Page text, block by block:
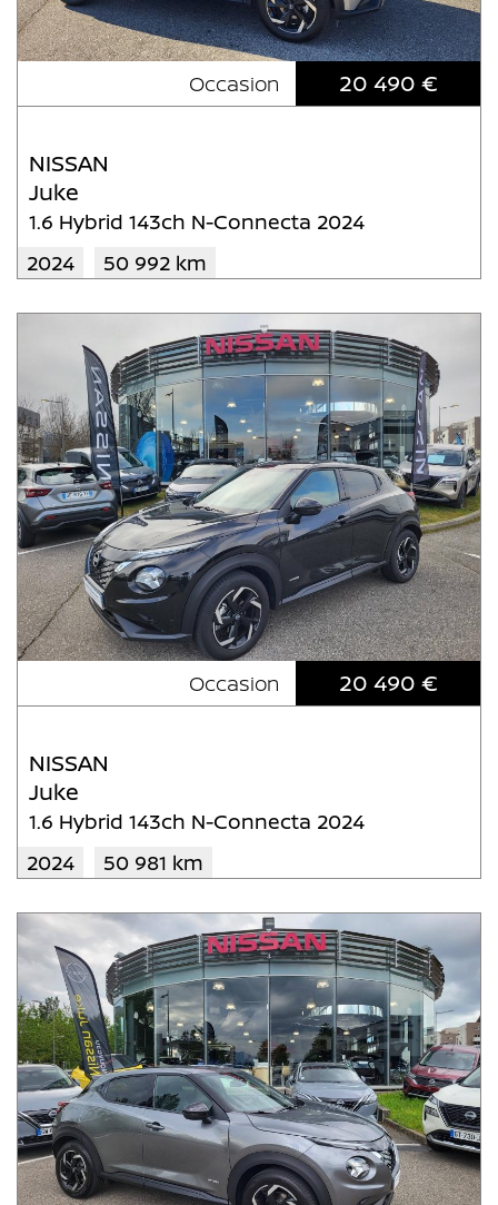
Occasion 20 490 €
NISSAN
Juke
1.6 Hybrid 143ch N-Connecta 2024
2024
50 992 km
Occasion 20 490 €
NISSAN
Juke
1.6 Hybrid 143ch N-Connecta 2024
2024
50 981 km